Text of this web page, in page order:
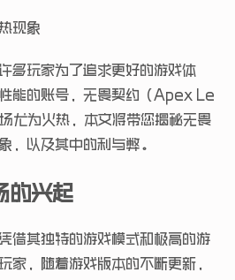
现象
多玩家为了追求更好的游戏体
能的账号，无畏契约（Apex Le
尤为火热，本文将带您揭秘无畏
，以及其中的利与弊。
的兴起
借其独特的游戏模式和极高的游
家，随着游戏版本的不断更新，